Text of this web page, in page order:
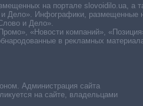
Администрация сайта
на сайте, владельцами
на портале slovoidilo.ua, а
Инфографики, размещенные
и Дело».
«Новости компаний»,
в рекламных